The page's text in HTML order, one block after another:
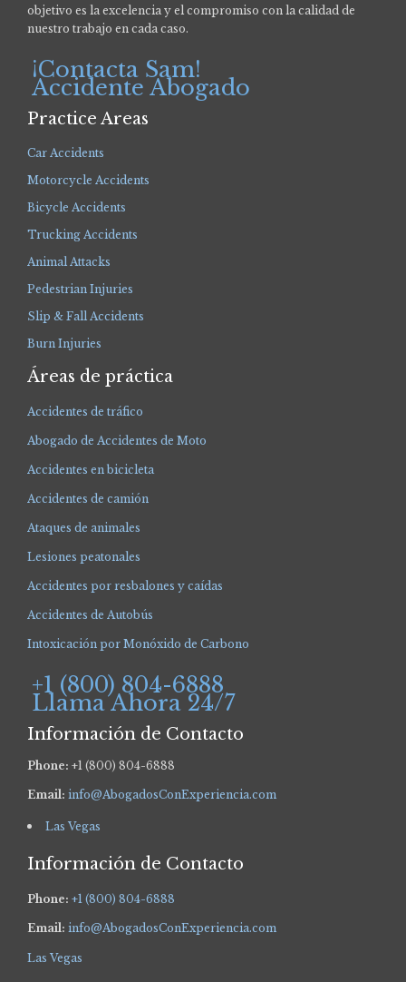
objetivo es la excelencia y el compromiso con la calidad de
nuestro trabajo en cada caso.
¡Contacta Sam!
Accidente Abogado
Practice Areas
Car Accidents
Motorcycle Accidents
Bicycle Accidents
Trucking Accidents
Animal Attacks
Pedestrian Injuries
Slip & Fall Accidents
Burn Injuries
Áreas de práctica
Accidentes de tráfico
Abogado de Accidentes de Moto
Accidentes en bicicleta
Accidentes de camión
Ataques de animales
Lesiones peatonales
Accidentes por resbalones y caídas
Accidentes de Autobús
Intoxicación por Monóxido de Carbono
+1 (800) 804-6888
Llama Ahora 24/7
Información de Contacto
Phone: +1 (800) 804-6888
Email: info@AbogadosConExperiencia.com
Las Vegas
Información de Contacto
Phone: +1 (800) 804-6888
Email: info@AbogadosConExperiencia.com
Las Vegas